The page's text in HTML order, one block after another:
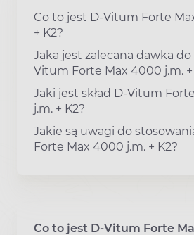
Co to jest D-Vitum Forte
+ K2?
Jaka jest zalecana dawka do
Vitum Forte Max 4000 j.m. +
Jaki jest skład D-Vitum
j.m. + K2?
Jakie są uwagi do
Forte Max 4000 j.m. + K2?
Co to jest D-Vitum Forte